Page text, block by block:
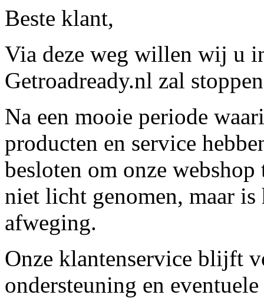
Beste klant,
Via deze weg willen wij u
Getroadready.nl zal
Na een mooie periode
producten en service
besloten om onze
niet licht genomen, maar
afweging.
Onze klantenservice blijft
ondersteuning en